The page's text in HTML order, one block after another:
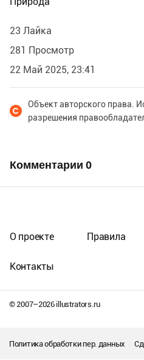
23 Лайка
281 Просмотр
22 Май 2025, 23:41
Объект авторского права.
разрешения
Комментарии 0
© 2007–2026illustrators.ru
О проекте Правила
Контакты
Политика обработки пер. данных